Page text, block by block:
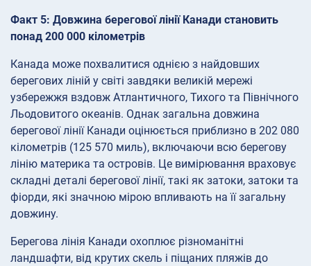
Факт 5: Довжина берегової лінії Канади становить
понад 200 000 кілометрів
Канада може похвалитися однією з найдовших
берегових ліній у світі завдяки великій мережі
узбережжя вздовж Атлантичного, Тихого та Північного
Льодовитого океанів. Однак загальна довжина
берегової лінії Канади оцінюється приблизно в 202 080
кілометрів (125 570 миль), включаючи всю берегову
лінію материка та островів. Це вимірювання враховує
складні деталі берегової лінії, такі як затоки, затоки та
фіорди, які значною мірою впливають на її загальну
довжину.
Берегова лінія Канади охоплює різноманітні
ландшафти, від крутих скель і піщаних пляжів до